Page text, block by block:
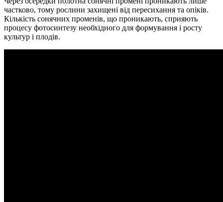
частково, тому рослини захищені від пересихання та опіків.
Кількість сонячних променів, що проникають, сприяють
процесу фотосинтезу необхідного для формування і росту
культур і плодів.